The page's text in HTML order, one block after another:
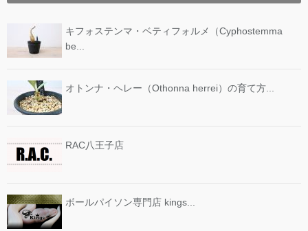
キフォステンマ・ベティフォルメ（Cyphostemma
be...
オトンナ・ヘレー（Othonna herrei）の育て方...
RAC八王子店
ボールパイソン専門店 kings...